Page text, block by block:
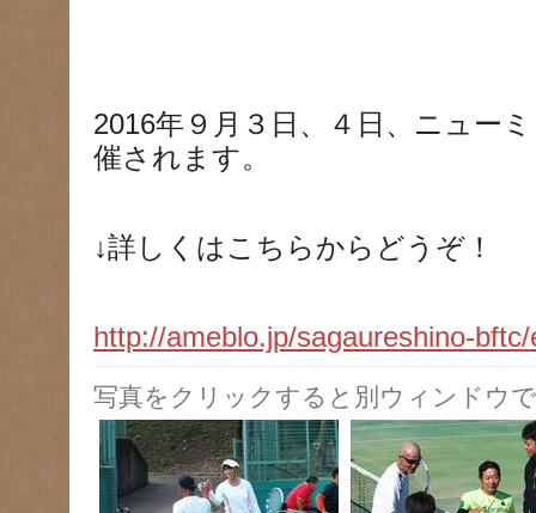
2016年９月３日、４日、ニュー
催されます。
↓詳しくはこちらからどうぞ！
http://ameblo.jp/sagaureshino-
写真をクリックすると別ウィンドウ